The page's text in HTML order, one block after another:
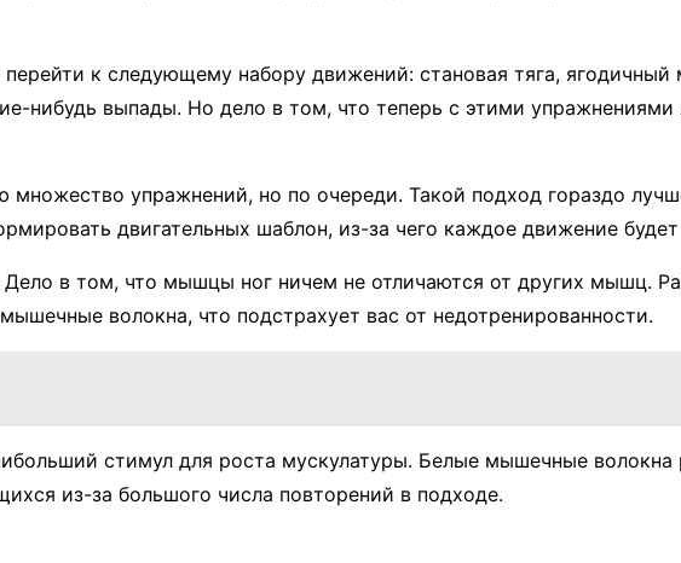
к следующему набору движений: становая тяга, ягодичный
нибудь выпады. Но дело в том, что теперь с этими
упражнений, но по очереди. Такой подход гораздо
двигательных шаблон, из-за чего каждое движение
Дело в том, что мышцы ног ничем не отличаются от других мышц.
волокна, что подстрахует вас от недотренированности.
стимул для роста мускулатуры. Белые мышечные волокна
из-за большого числа повторений в подходе.